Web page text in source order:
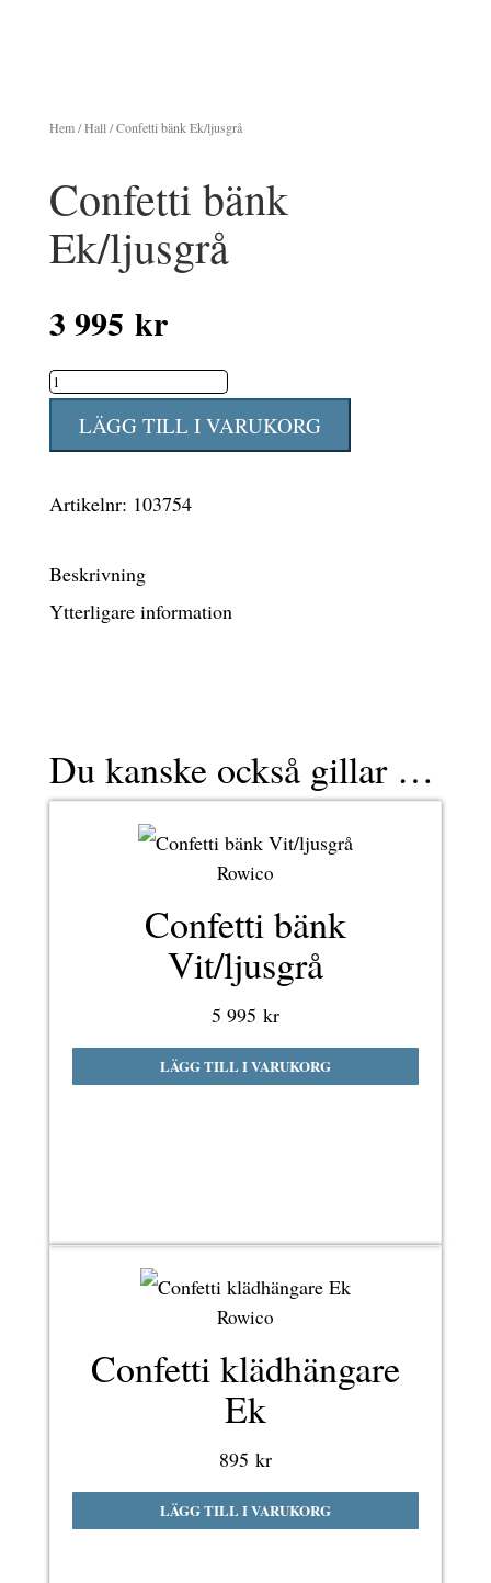
Hem/Hall / Confetti bänk Ek/ljusgrå
Confetti bänk
Ek/ljusgrå
3 995 kr
Confetti
bänk
Ek/ljusgrå
LÄGG TILL I VARUKORG
Artikelnr: 103754
Beskrivning
Ytterligare information
Du kanske också gillar …
Rowico
Confetti bänk
Vit/ljusgrå
5 995 kr
LÄGG TILL I VARUKORG
Rowico
Confetti klädhängare
Ek
895 kr
LÄGG TILL I VARUKORG